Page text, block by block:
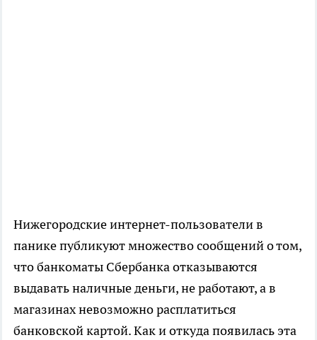
Нижегородские интернет-пользователи в
панике публикуют множество сообщений о том,
что банкоматы Сбербанка отказываются
выдавать наличные деньги, не работают, а в
магазинах невозможно расплатиться
банковской картой. Как и откуда появилась эта